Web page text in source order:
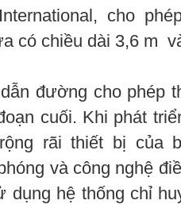
cho
có chiều dài 3,6 m
đường cho phép
cuối. Khi phát
rãi thiết bị của
và công nghệ
dụng hệ thống chỉ